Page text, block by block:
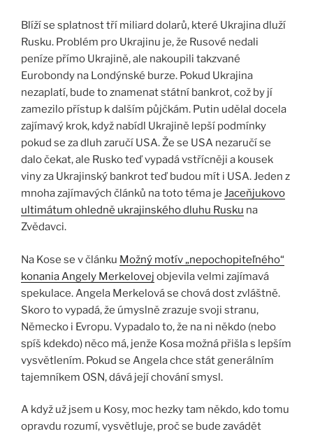
Blíží se splatnost tří miliard dolarů, které Ukrajina dluží
Rusku. Problém pro Ukrajinu je, že Rusové nedali
peníze přímo Ukrajině, ale nakoupili takzvané
Eurobondy na Londýnské burze. Pokud Ukrajina
nezaplatí, bude to znamenat státní bankrot, což by jí
zamezilo přístup k dalším půjčkám. Putin udělal docela
zajímavý krok, když nabídl Ukrajině lepší podmínky
pokud se za dluh zaručí USA. Že se USA nezaručí se
dalo čekat, ale Rusko teď vypadá vstřícněji a kousek
viny za Ukrajinský bankrot teď budou mít i USA. Jeden z
mnoha zajímavých článků na toto téma je Jaceňjukovo
ultimátum ohledně ukrajinského dluhu Rusku na
Zvědavci.
Na Kose se v článku Možný motív „nepochopiteľného“
konania Angely Merkelovej objevila velmi zajímavá
spekulace. Angela Merkelová se chová dost zvláštně.
Skoro to vypadá, že úmyslně zrazuje svoji stranu,
Německo i Evropu. Vypadalo to, že na ni někdo (nebo
spíš kdekdo) něco má, jenže Kosa možná přišla s lepším
vysvětlením. Pokud se Angela chce stát generálním
tajemníkem OSN, dává její chování smysl.
A když už jsem u Kosy, moc hezky tam někdo, kdo tomu
opravdu rozumí, vysvětluje, proč se bude zavádět